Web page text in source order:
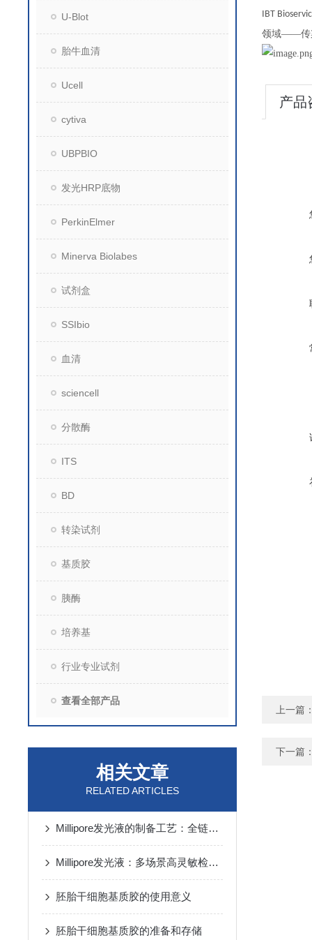
U-Blot
胎牛血清
Ucell
cytiva
UBPBIO
发光HRP底物
PerkinElmer
Minerva Biolabes
试剂盒
SSIbio
血清
sciencell
分散酶
ITS
BD
转染试剂
基质胶
胰酶
培养基
行业专业试剂
查看全部产品
相关文章
RELATED ARTICLES
Millipore发光液的制备工艺：全链路质控保障检测性能稳定
Millipore发光液：多场景高灵敏检测的核心试剂支撑
胚胎干细胞基质胶的使用意义
胚胎干细胞基质胶的准备和存储
IBT
领域——传
产品
上一篇
下一篇